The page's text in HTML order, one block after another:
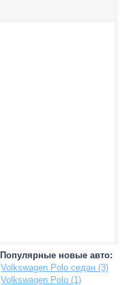
Популярные новые авто:
Volkswagen Polo седан (3)
Volkswagen Polo (1)